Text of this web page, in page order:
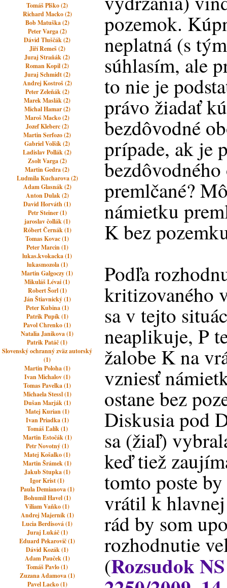
Tomáš Plško (2)
Richard Macko (2)
Bob Matuška (2)
Peter Varga (2)
Dávid Tluščák (2)
Jiří Remeš (2)
Juraj Straňák (2)
Roman Kopil (2)
Juraj Schmidt (2)
Andrej Kostroš (2)
Peter Zeleňák (2)
Marek Maslák (2)
Michal Hamar (2)
Maroš Macko (2)
Jozef Kleberc (2)
Martin Serfozo (2)
Gabriel Volšík (2)
Ladislav Pollák (2)
Zsolt Varga (2)
Martin Gedra (2)
Ludmila Kucharova (2)
Adam Glasnák (2)
Anton Dulak (2)
David Horváth (1)
Petr Steiner (1)
jaroslav čollák (1)
Róbert Černák (1)
Tomas Kovac (1)
Peter Marcin (1)
lukas.kvokacka (1)
lukasmozola (1)
Martin Galgoczy (1)
Mikuláš Lévai (1)
Robert Šorl (1)
Ján Štiavnický (1)
Peter Kubina (1)
Patrik Pupík (1)
Pavol Chrenko (1)
Natalia Janikova (1)
Patrik Patáč (1)
Slovenský ochranný zväz autorský
(1)
Martin Poloha (1)
Ivan Michalov (1)
Tomas Pavelka (1)
Michaela Stessl (1)
Dušan Marják (1)
Matej Kurian (1)
Ivan Priadka (1)
Tomáš Ľalík (1)
Martin Estočák (1)
Petr Novotný (1)
Matej Košalko (1)
Martin Šrámek (1)
Jakub Stupka (1)
Igor Krist (1)
Paula Demianova (1)
Bohumil Havel (1)
Viliam Vaňko (1)
Andrej Majerník (1)
Lucia Berdisová (1)
Juraj Lukáč (1)
Eduard Pekarovič (1)
Dávid Kozák (1)
Adam Pauček (1)
Tomáš Pavlo (1)
Zuzana Adamova (1)
Pavel Lacko (1)
pozemok.
neplatná (s
súhlasím, ale
to nie je
právo žiadať
bezdôvodné
prípade, ak je
premlčané?
námietku
K bez
Podľa
kritizovaného
sa v tejto
neaplikuje, P
žalobe K na
vzniesť
ostane bez
Diskusia pod
sa (žiaľ)
keď tiež
tomto poste
vrátil k
rád by som
rozhodnutie
(Rozsudok